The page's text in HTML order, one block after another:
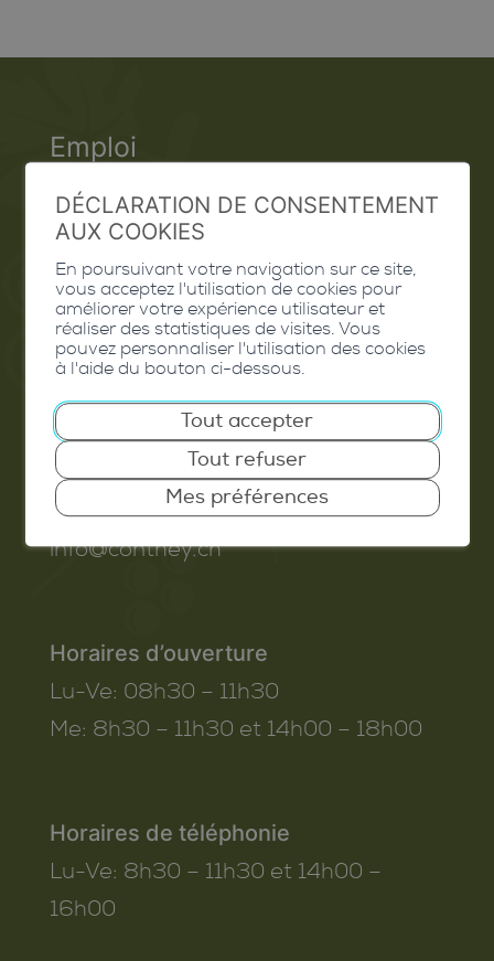
Emploi
Contact
Extranet
Valais Excellence
Commune de Conthey
Route de Savoie 54
1975 St-Séverin
T. 027 345 45 45
info@conthey.ch
Horaires d’ouverture
Lu-Ve: 08h30 – 11h30
Me: 8h30 – 11h30 et 14h00 – 18h00
Horaires de téléphonie
Lu-Ve: 8h30 – 11h30 et 14h00 –
16h00
DÉCLARATION DE CONSENTEMENT
AUX COOKIES
En poursuivant votre navigation sur ce site,
vous acceptez l'utilisation de cookies pour
améliorer votre expérience utilisateur et
réaliser des statistiques de visites. Vous
pouvez personnaliser l'utilisation des cookies
à l'aide du bouton ci-dessous.
Tout accepter
Tout refuser
Mes préférences